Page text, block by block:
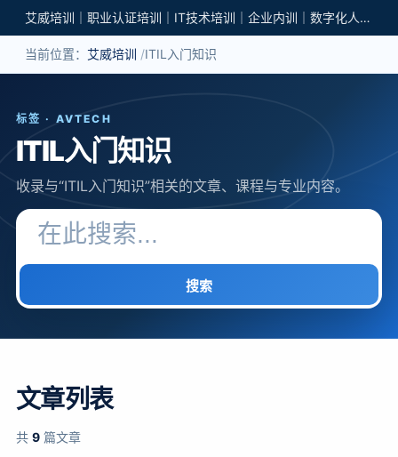
艾威培训｜职业认证培训｜IT技术培训｜企业内训｜数字化人才培养
当前位置： 艾威培训 ITIL入门知识
标签 · AVTECH
ITIL入门知识
收录与“ITIL入门知识”相关的文章、课程与专业内容。
搜索关键词
搜索
文章列表
共 9篇文章